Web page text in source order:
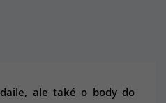
ale také o body do